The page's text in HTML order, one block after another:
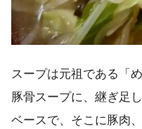
スープは元祖である「
豚骨スープに、継ぎ足
ベースで、そこに豚肉